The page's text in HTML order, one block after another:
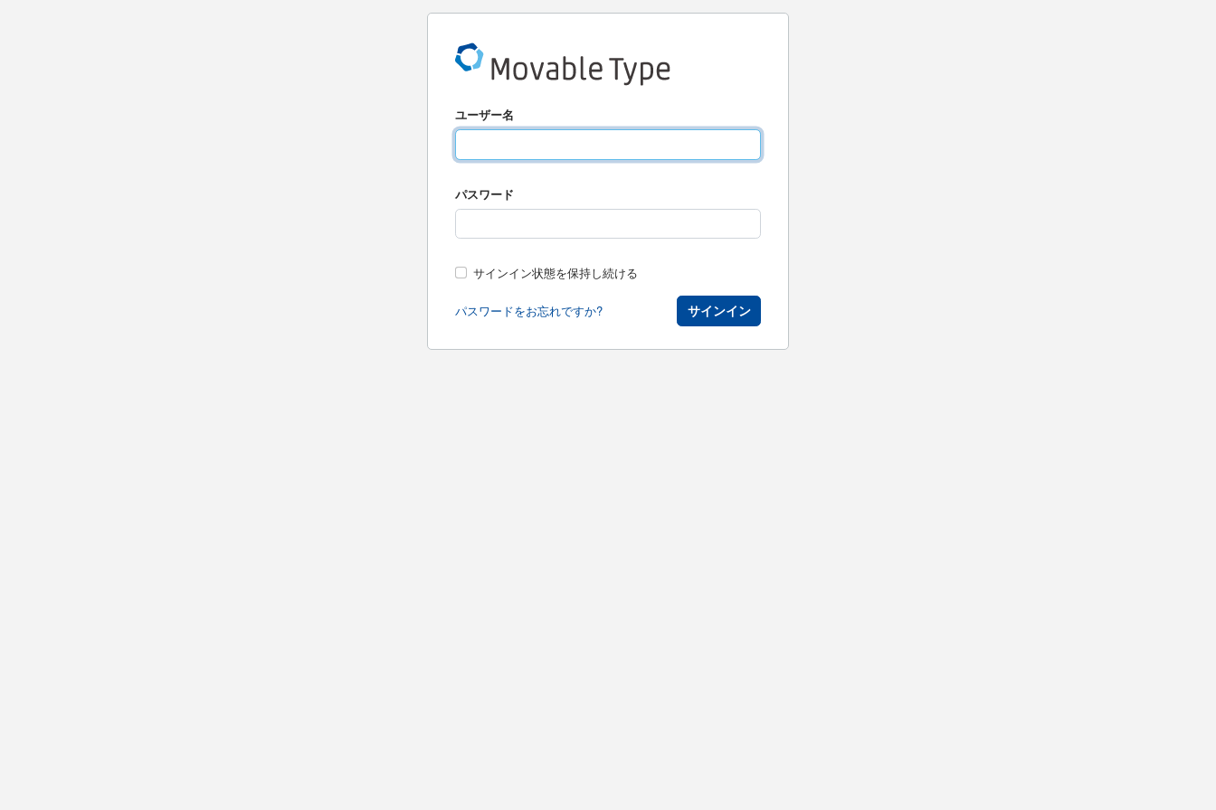
ユーザー名
パスワード
サインイン状態を保持し続ける
パスワードをお忘れですか? サインイン